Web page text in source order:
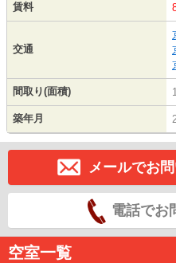
賃料
交通
間取り(面積)
築年月
メールでお
電話でお
空室一覧